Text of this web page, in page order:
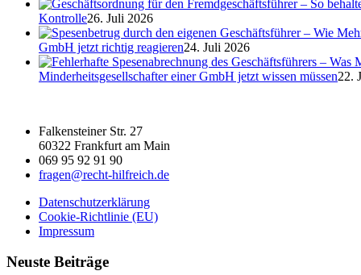
Kontrolle26. Juli 2026
GmbH jetzt richtig reagieren24. Juli 2026
Minderheitsgesellschafter einer GmbH jetzt wissen müssen22.
Falkensteiner Str. 27
60322 Frankfurt am Main
069 95 92 91 90
fragen@recht-hilfreich.de
Datenschutzerklärung
Cookie-Richtlinie (EU)
Impressum
Neuste Beiträge